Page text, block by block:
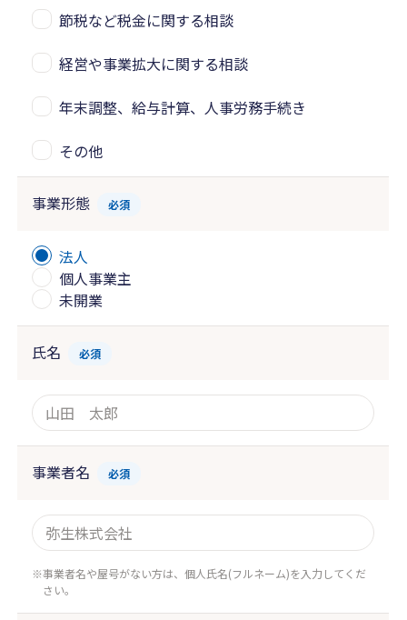
節税など税金に関する相談
経営や事業拡大に関する相談
年末調整、給与計算、人事労務手続き
その他
事業形態 必須
法人
個人事業主
未開業
氏名 必須
事業者名 必須
事業者名や屋号がない方は、個人氏名(フルネーム)を入力してくだ
さい。